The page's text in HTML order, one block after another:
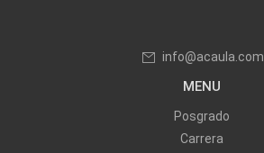
info@acaula.com
MENU
Posgrado
Carrera